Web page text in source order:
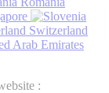
Switzerland
Arab Emirates
: